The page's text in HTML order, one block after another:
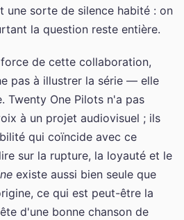
une sorte de silence habité : on
la question reste entière.
de cette collaboration,
pas à illustrer la série — elle
Twenty One Pilots n'a pas
à un projet audiovisuel ; ils
qui coïncide avec ce
sur la rupture, la loyauté et le
existe aussi bien seule que
ce qui est peut-être la
d'une bonne chanson de